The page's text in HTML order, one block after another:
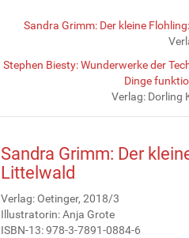
Sandra Grimm: Der kleine
Stephen Biesty: Wunderwerke der
Dinge
Verlag: Dorling
Sandra Grimm: Der
Littelwald
Verlag: Oetinger, 2018/3
Illustratorin: Anja Grote
ISBN-13: 978-3-7891-0884-6